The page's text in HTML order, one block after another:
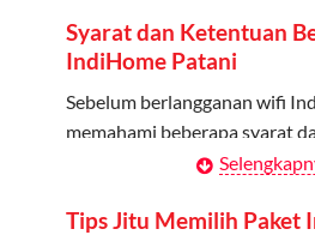
Cara Menggunakan Kuota
Daftarkan Anggota: Admin
melalui aplikasi MyTelkomsel
Bagikan Kuota: Setelah
Syarat dan Ketentuan
IndiHome Patani
Sebelum berlangganan wifi
memahami beberapa syarat
Kontrak Berlangganan
Tips Jitu Memilih Paket